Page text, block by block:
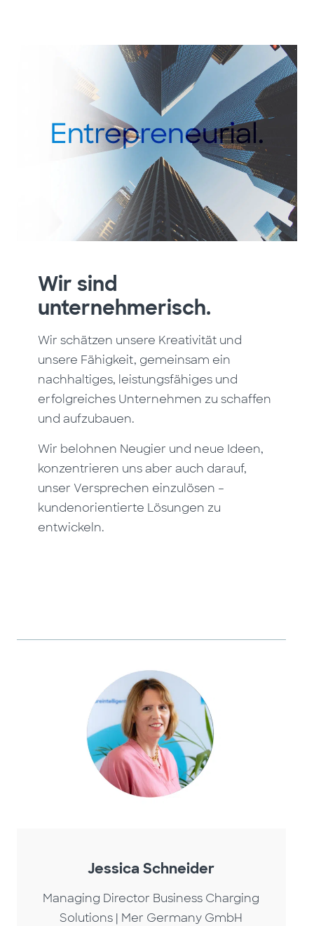
Wir sind
unternehmerisch.
Wir schätzen unsere Kreativität und
unsere Fähigkeit, gemeinsam ein
nachhaltiges, leistungsfähiges und
erfolgreiches Unternehmen zu schaffen
und aufzubauen.
Wir belohnen Neugier und neue Ideen,
konzentrieren uns aber auch darauf,
unser Versprechen einzulösen –
kundenorientierte Lösungen zu
entwickeln.
Jessica Schneider
Managing Director Business Charging
Solutions | Mer Germany GmbH